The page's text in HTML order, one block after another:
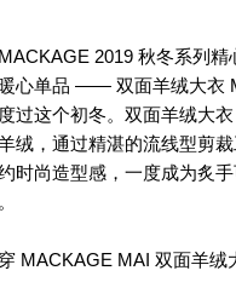
2019 秋冬系列精
心单品 —— 双面羊绒大衣
过这个初冬。双面羊绒大
绒，通过精湛的流线型剪
时尚造型感，一度成为炙
MACKAGE MAI 双面羊绒